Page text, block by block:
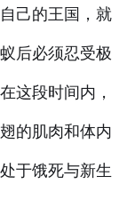
己的王国，就
后必须忍受极
这段时间内，
的肌肉和体内
于饿死与新生